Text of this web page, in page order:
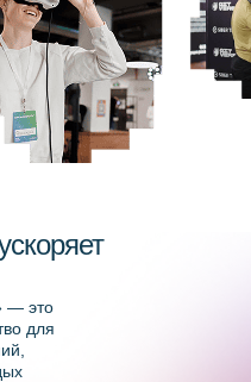
— это
для